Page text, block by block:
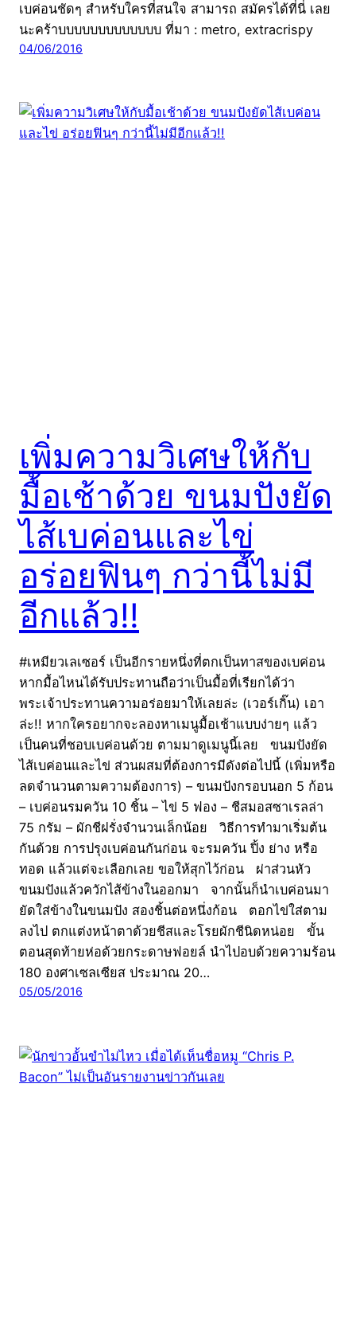
เบค่อนชัดๆ สำหรับใครที่สนใจ สามารถ สมัครได้ที่นี่ เลย
นะคร้าบบบบบบบบบบบบบ ที่มา : metro, extracrispy
04/06/2016
เพิ่มความวิเศษให้กับ
มื้อเช้าด้วย ขนมปังยัด
ไส้เบค่อนและไข่
อร่อยฟินๆ กว่านี้ไม่มี
อีกแล้ว!!
#เหมียวเลเซอร์ เป็นอีกรายหนึ่งที่ตกเป็นทาสของเบค่อน
หากมื้อไหนได้รับประทานถือว่าเป็นมื้อที่เรียกได้ว่า
พระเจ้าประทานความอร่อยมาให้เลยล่ะ (เวอร์เกิ๊น) เอา
ล่ะ!! หากใครอยากจะลองหาเมนูมื้อเช้าแบบง่ายๆ แล้ว
เป็นคนที่ชอบเบค่อนด้วย ตามมาดูเมนูนี้เลย ขนมปังยัด
ไส้เบค่อนและไข่ ส่วนผสมที่ต้องการมีดังต่อไปนี้ (เพิ่มหรือ
ลดจำนวนตามความต้องการ) – ขนมปังกรอบนอก 5 ก้อน
– เบค่อนรมควัน 10 ชิ้น – ไข่ 5 ฟอง – ชีสมอสซาเรลล่า
75 กรัม – ผักชีฝรั่งจำนวนเล็กน้อย วิธีการทำมาเริ่มต้น
กันด้วย การปรุงเบค่อนกันก่อน จะรมควัน ปิ้ง ย่าง หรือ
ทอด แล้วแต่จะเลือกเลย ขอให้สุกไว้ก่อน ผ่าส่วนหัว
ขนมปังแล้วควักไส้ข้างในออกมา จากนั้นก็นำเบค่อนมา
ยัดใส่ข้างในขนมปัง สองชิ้นต่อหนึ่งก้อน ตอกไข่ใส่ตาม
ลงไป ตกแต่งหน้าตาด้วยชีสและโรยผักชีนิดหน่อย ขั้น
ตอนสุดท้ายห่อด้วยกระดาษฟอยล์ นำไปอบด้วยความร้อน
180 องศาเซลเซียส ประมาณ 20…
05/05/2016